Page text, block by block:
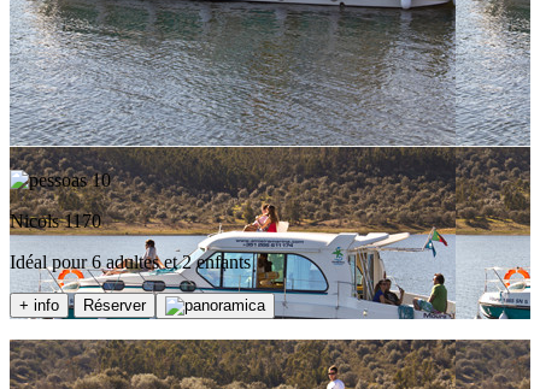
10
Nicols 1170
Idéal pour 6 adultes et 2 enfants
+ info Réserver